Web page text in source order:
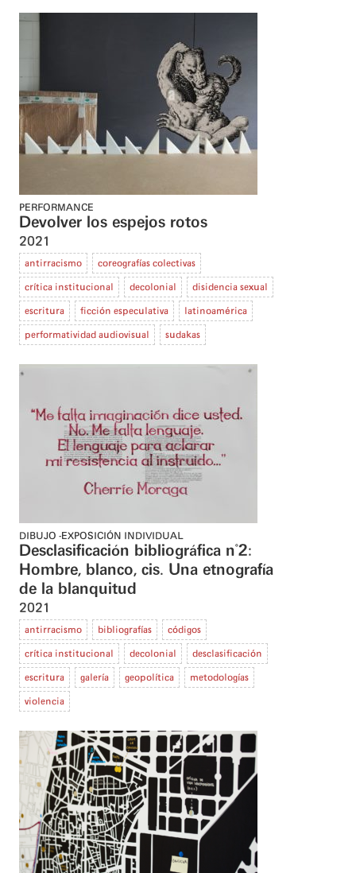
PERFORMANCE
Devolver los espejos rotos
2021
antirracismo coreografías colectivas
crítica institucional decolonial disidencia sexual
escritura ficción especulativa latinoamérica
performatividad audiovisual sudakas
DIBUJO EXPOSICIÓN INDIVIDUAL
Desclasificación bibliográfica n°2:
Hombre, blanco, cis. Una etnografía
de la blanquitud
2021
antirracismo bibliografías códigos
crítica institucional decolonial desclasificación
escritura galería geopolítica metodologías
violencia